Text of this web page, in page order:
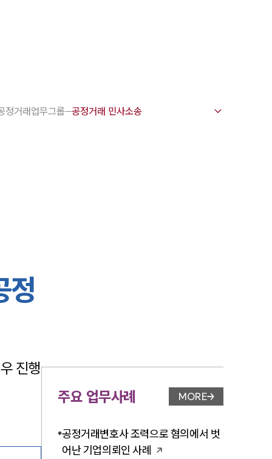
사
정거래업무그룹
정
진행
주요 업무사례 업무사례 페이지 이
MORE
공정거래변호사 조력으로 혐의에서 벗
어난 기업의뢰인 사례